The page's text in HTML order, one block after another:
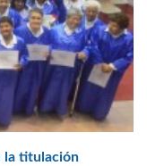
la titulación